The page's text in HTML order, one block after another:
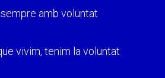
amb voluntat
vivim, tenim la voluntat